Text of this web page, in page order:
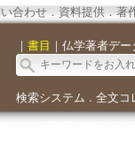
合わせ． 資料提供．著
｜ 書目 ｜ 仏学著者デー
検索システム ． 全文コ